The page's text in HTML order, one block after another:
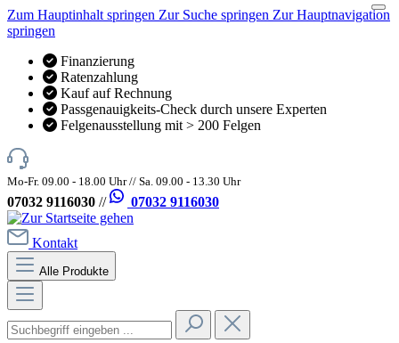
Zum Hauptinhalt springen Zur Suche springen Zur Hauptnavigation
springen
Finanzierung
Ratenzahlung
Kauf auf Rechnung
Passgenauigkeits-Check durch unsere Experten
Felgenausstellung mit > 200 Felgen
Mo-Fr. 09.00 - 18.00 Uhr // Sa. 09.00 - 13.30 Uhr
07032 9116030 // 07032 9116030
Kontakt
Alle Produkte